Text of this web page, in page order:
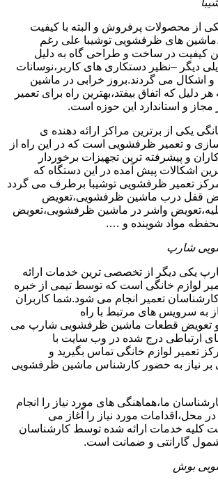
از محصولات پرفروش و البته با کیفیت
های ظرفشویی توشیبا علی رغم
کیفیت در ساخت و طراحی گاه به دلیل
دیگر –نظیر دستکاری های کاربر،نوسانات
و اشکال می گردند.بروز خرابی در ماشین
دلیل که اتفاق بیفتد،بهترین راه برای تعمیر
مجاز و استاندارد این حوزه است.
یکی از برترین مراکز ارائه دهنده ی
و تعمیر ظرفشویی است که در این راه از
و پیشرفته ترین تجهیزات برخوردار
اشکالات پیش آمده در این دستگاه که
تعمیر ظرفشویی توشیبا برطرف می گردد
قفل درب ماشین ظرفشویی،تعویض
واشر در ماشین ظرفشویی،تعویض
مواد شوینده و ….
شارپ
یکی دیگر از تخصصی ترین خدمات ارائه
لوازم خانگی است که توسط تیمی از خبره
تعمیر انجام می شود.شما کاربران
به سرویس های مرتبط با راه
و تعویض قطعات ماشین ظرفشویی شارپ می
های ارتباطی درج شده در وب سایت با
تعمیر لوازم خانگی تماس بگیرید و
نیاز به حضور کارشناس ماشین ظرفشویی
ما،هماهنگی های مورد نیاز را انجام
محل،اقدامات مورد نیاز را آغاز می
کلیه خدمات ارائه شده توسط کارشناسان
گارانتی و ضمانت است.
بوش